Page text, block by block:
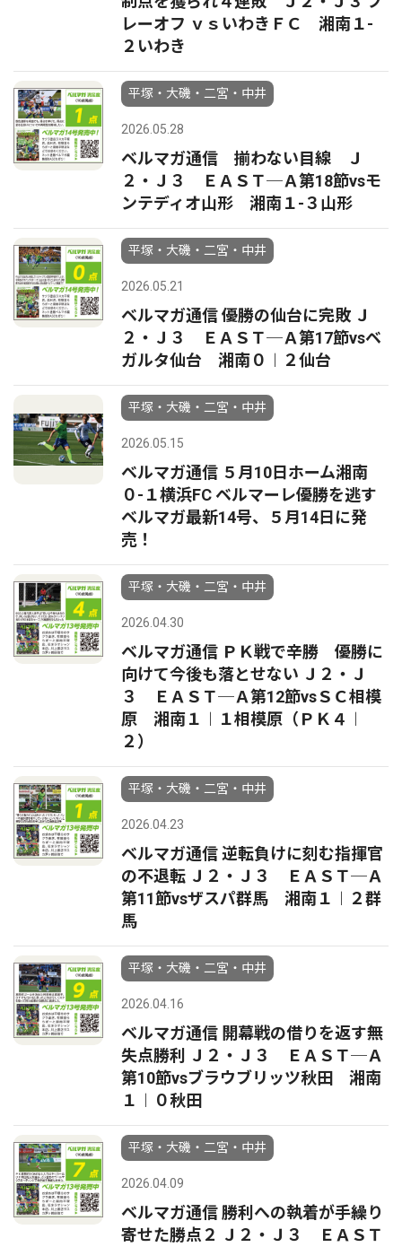
レーオフ ｖｓいわきＦＣ 湘南１-
２いわき
平塚・大磯・二宮・中井
2026.05.28
ベルマガ通信 揃わない目線 Ｊ
２・Ｊ３ ＥＡＳＴ─Ａ第18節vsモ
ンテディオ山形 湘南１-３山形
平塚・大磯・二宮・中井
2026.05.21
ベルマガ通信 優勝の仙台に完敗 Ｊ
２・Ｊ３ ＥＡＳＴ─Ａ第17節vsベ
ガルタ仙台 湘南０︱２仙台
平塚・大磯・二宮・中井
2026.05.15
ベルマガ通信 ５月10日ホーム湘南
０-１横浜FC ベルマーレ優勝を逃す
ベルマガ最新14号、５月14日に発
売！
平塚・大磯・二宮・中井
2026.04.30
ベルマガ通信 ＰＫ戦で辛勝 優勝に
向けて今後も落とせない Ｊ２・Ｊ
３ ＥＡＳＴ─Ａ第12節vsＳＣ相模
原 湘南１︱１相模原（ＰＫ４︱
２）
平塚・大磯・二宮・中井
2026.04.23
ベルマガ通信 逆転負けに刻む指揮官
の不退転 Ｊ２・Ｊ３ ＥＡＳＴ─Ａ
第11節vsザスパ群馬 湘南１︱２群
馬
平塚・大磯・二宮・中井
2026.04.16
ベルマガ通信 開幕戦の借りを返す無
失点勝利 Ｊ２・Ｊ３ ＥＡＳＴ─Ａ
第10節vsブラウブリッツ秋田 湘南
１︱０秋田
平塚・大磯・二宮・中井
2026.04.09
ベルマガ通信 勝利への執着が手繰り
寄せた勝点２ Ｊ２・Ｊ３ ＥＡＳＴ